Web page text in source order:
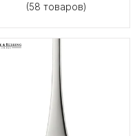
(58 товаров)